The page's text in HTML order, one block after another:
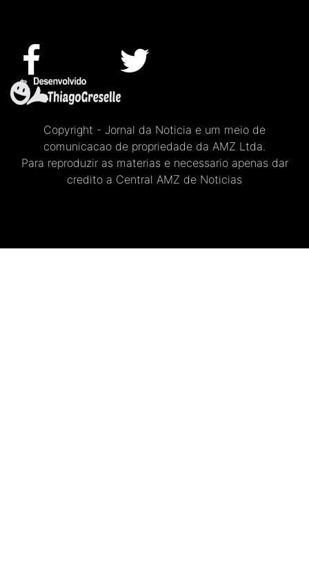
Copyright - Jornal da Noticia e um meio de
comunicacao de propriedade da AMZ Ltda.
Para reproduzir as materias e necessario apenas dar
credito a Central AMZ de Noticias